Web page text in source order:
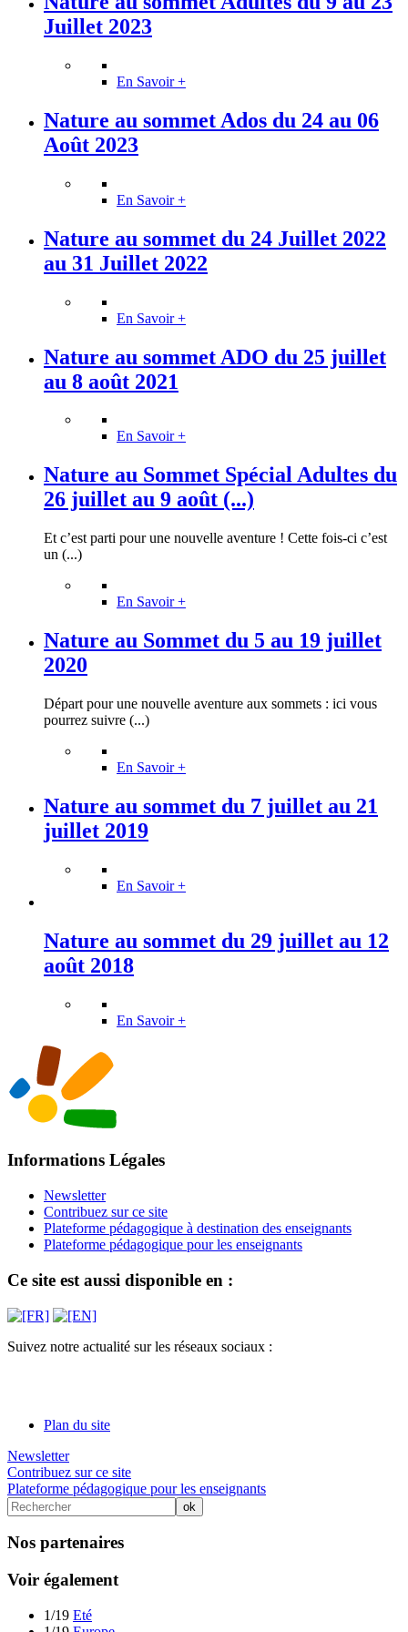
Juillet 2023
En Savoir +
Nature au sommet Ados du 24 au 06
Août 2023
En Savoir +
Nature au sommet du 24 Juillet 2022
au 31 Juillet 2022
En Savoir +
Nature au sommet ADO du 25 juillet
au 8 août 2021
En Savoir +
Nature au Sommet Spécial Adultes du
26 juillet au 9 août (...)
Et c’est parti pour une nouvelle aventure ! Cette fois-ci c’est
un (...)
En Savoir +
Nature au Sommet du 5 au 19 juillet
2020
Départ pour une nouvelle aventure aux sommets : ici vous
pourrez suivre (...)
En Savoir +
Nature au sommet du 7 juillet au 21
juillet 2019
En Savoir +
Nature au sommet du 29 juillet au 12
août 2018
En Savoir +
Informations Légales
Newsletter
Contribuez sur ce site
Plateforme pédagogique à destination des enseignants
Plateforme pédagogique pour les enseignants
Ce site est aussi disponible en :
Suivez notre actualité sur les réseaux sociaux :
Plan du site
Newsletter
Contribuez sur ce site
Plateforme pédagogique pour les enseignants
Nos partenaires
Voir également
1/19 Eté